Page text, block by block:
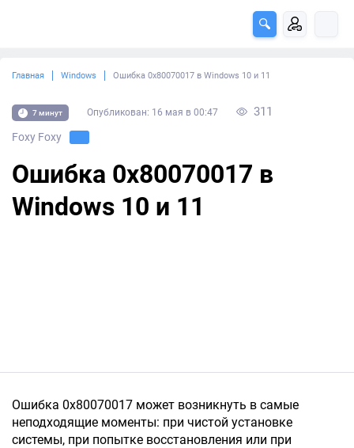
Главная Windows Ошибка 0x80070017 в Windows 10 и 11
7 минут Опубликован: 16 мая в 00:47 311
Foxy Foxy
Ошибка 0x80070017 в
Windows 10 и 11
Ошибка 0x80070017 может возникнуть в самые
неподходящие моменты: при чистой установке
системы, при попытке восстановления или при